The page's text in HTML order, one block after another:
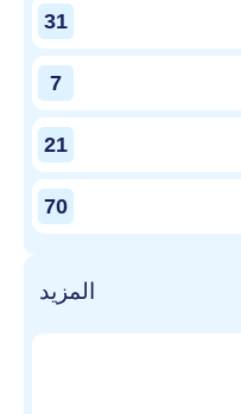
31
7
21
70
المزيد